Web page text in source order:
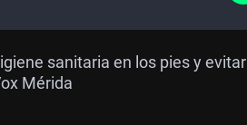
sanitaria en los pies y evitar
Mérida